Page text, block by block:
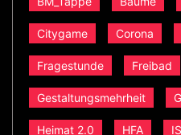
Citygame Corona
Fragestunde Freibad
Gestaltungsmehrheit
Heimat 2.0 HFA